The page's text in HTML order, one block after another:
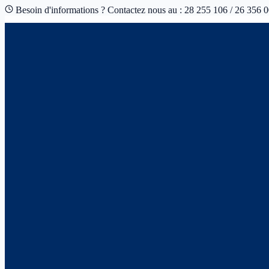
Besoin d'informations ? Contactez nous au : 28 255 106 / 26 356